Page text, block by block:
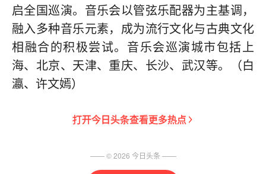
启全国巡演。音乐会以管弦乐配器为主基调，
融入多种音乐元素，成为流行文化与古典文化
相融合的积极尝试。音乐会巡演城市包括上
海、北京、天津、重庆、长沙、武汉等。（白
瀛、许文嫣）
打开今日头条查看更多热点
—— ©2026 今日头条 ——